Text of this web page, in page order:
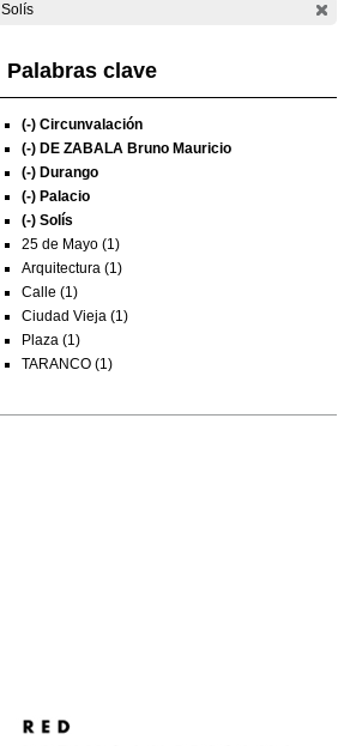
Solís
Palabras clave
(-) Circunvalación
(-) DE ZABALA Bruno Mauricio
(-) Durango
(-) Palacio
(-) Solís
25 de Mayo (1)
Arquitectura (1)
Calle (1)
Ciudad Vieja (1)
Plaza (1)
TARANCO (1)